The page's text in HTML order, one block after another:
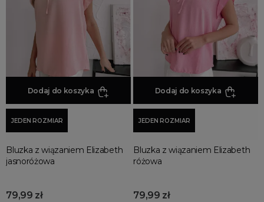
Promocja
Wyprzedaż
Summer sale
Bon podarunkowy
BACK TO SCHOOL
PREZENTY
ŚWIĘTA
PARTY
Najnowsze produkty
Spring sale
Dodaj do koszyka
JEDEN ROZMIAR
Bluzka z wiązaniem Elizabeth
jasnoróżowa
79,99 zł
Dodaj do koszyka
JEDEN ROZMIAR
Bluzka z wiązaniem Elizabeth
różowa
79,99 zł